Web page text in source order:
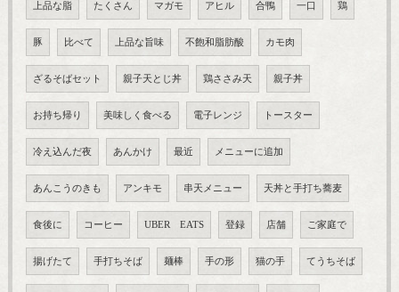
上品な脂 たくさん マガモ アヒル 合鴨 一口 鶏
豚 比べて 上品な旨味 不飽和脂肪酸 カモ肉
ざるそばセット 親子天とじ丼 鶏ささみ天 親子丼
お持ち帰り 美味しく食べる 電子レンジ トースター
冷え込んだ夜 あんかけ 最近 メニューに追加
あんこうのきも アンキモ 串天メニュー 天丼と手打ち蕎麦
食後に コーヒー UBER EATS 登録 店舗 ご家庭で
揚げたて 手打ちそば 麺棒 手の形 猫の手 てうちそば